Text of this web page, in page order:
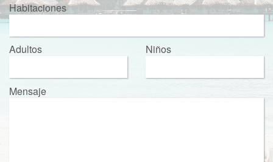
Habitaciones
Adultos Niños
Mensaje